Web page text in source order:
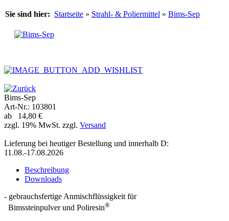
Sie sind hier: Startseite » Strahl- & Poliermittel » Bims-Sep
Bims-Sep
Art-Nr.: 103801
ab 14,80 €
zzgl. 19% MwSt. zzgl. Versand
Lieferung bei heutiger Bestellung und innerhalb D:
11.08.-17.08.2026
Beschreibung
Downloads
- gebrauchsfertige Anmischflüssigkeit für
Bimssteinpulver und Poliresin®